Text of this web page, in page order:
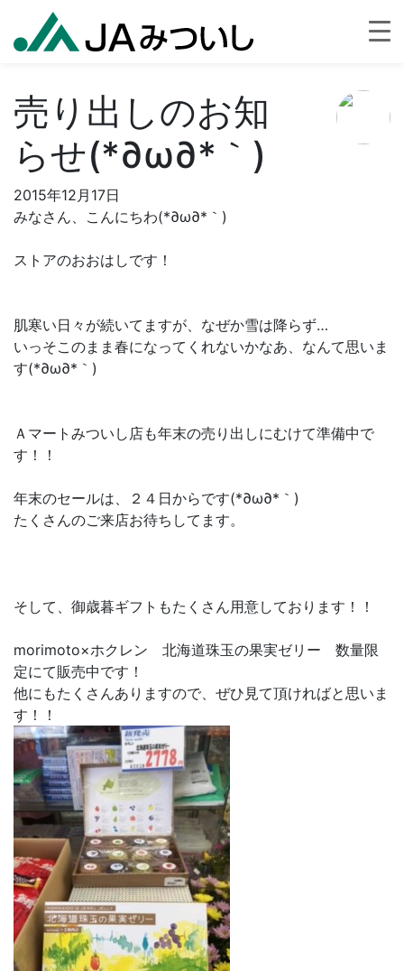
売り出しのお知
らせ(*∂ω∂*｀)
2015年12月17日
みなさん、こんにちわ(*∂ω∂*｀)
ストアのおおはしです！
肌寒い日々が続いてますが、なぜか雪は降らず…
いっそこのまま春になってくれないかなあ、なんて思いま
す(*∂ω∂*｀)
Ａマートみついし店も年末の売り出しにむけて準備中で
す！！
年末のセールは、２４日からです(*∂ω∂*｀)
たくさんのご来店お待ちしてます。
そして、御歳暮ギフトもたくさん用意しております！！
morimoto×ホクレン 北海道珠玉の果実ゼリー 数量限
定にて販売中です！
他にもたくさんありますので、ぜひ見て頂ければと思いま
す！！